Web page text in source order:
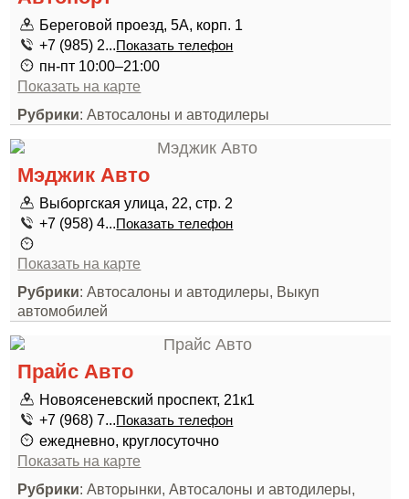
Береговой проезд, 5А, корп. 1
+7 (985) 2...Показать телефон
пн-пт 10:00–21:00
Показать на карте
Рубрики: Автосалоны и автодилеры
Мэджик Авто
Выборгская улица, 22, стр. 2
+7 (958) 4...Показать телефон
Показать на карте
Рубрики: Автосалоны и автодилеры, Выкуп
автомобилей
Прайс Авто
Новоясеневский проспект, 21к1
+7 (968) 7...Показать телефон
ежедневно, круглосуточно
Показать на карте
Рубрики: Авторынки, Автосалоны и автодилеры,